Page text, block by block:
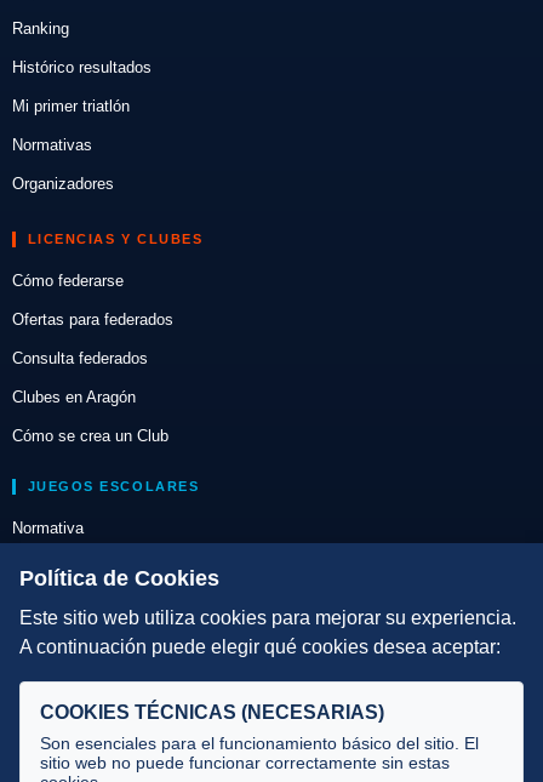
Ranking
Histórico resultados
Mi primer triatlón
Normativas
Organizadores
LICENCIAS Y CLUBES
Cómo federarse
Ofertas para federados
Consulta federados
Clubes en Aragón
Cómo se crea un Club
JUEGOS ESCOLARES
Normativa
Escuelas de Triatlón
DIRECCIÓN TÉCNICA
Selecciones
Tecnificación
Política de Cookies
Este sitio web utiliza cookies para mejorar su experiencia.
A continuación puede elegir qué cookies desea aceptar:
COOKIES TÉCNICAS (NECESARIAS)
Son esenciales para el funcionamiento básico del sitio. El
sitio web no puede funcionar correctamente sin estas